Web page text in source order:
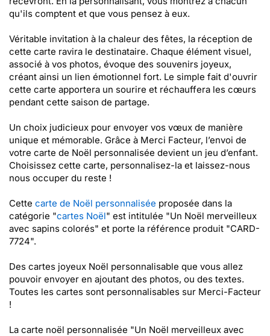
qu'ils comptent et que vous pensez à eux.
Véritable invitation à la chaleur des fêtes, la réception de
cette carte ravira le destinataire. Chaque élément visuel,
associé à vos photos, évoque des souvenirs joyeux,
créant ainsi un lien émotionnel fort. Le simple fait d'ouvrir
cette carte apportera un sourire et réchauffera les cœurs
pendant cette saison de partage.
Un choix judicieux pour envoyer vos vœux de manière
unique et mémorable. Grâce à Merci Facteur, l’envoi de
votre carte de Noël personnalisée devient un jeu d’enfant.
Choisissez cette carte, personnalisez-la et laissez-nous
nous occuper du reste !
Cette carte de Noël personnalisée proposée dans la
catégorie "cartes Noël" est intitulée "Un Noël merveilleux
avec sapins colorés" et porte la référence produit "CARD-
7724".
Des cartes joyeux Noël personnalisable que vous allez
pouvoir envoyer en ajoutant des photos, ou des textes.
Toutes les cartes sont personnalisables sur Merci-Facteur
!
La carte noël personnalisée "Un Noël merveilleux avec